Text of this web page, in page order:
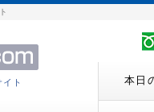
ト 本日